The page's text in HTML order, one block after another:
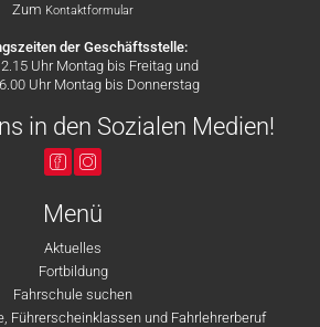
Zum Kontaktformular
der Geschäftsstelle:
Uhr Montag bis Freitag und
Uhr Montag bis Donnerstag
in den Sozialen Medien!
Menü
Aktuelles
Fortbildung
Fahrschule suchen
Führerscheinklassen und Fahrlehrerberuf